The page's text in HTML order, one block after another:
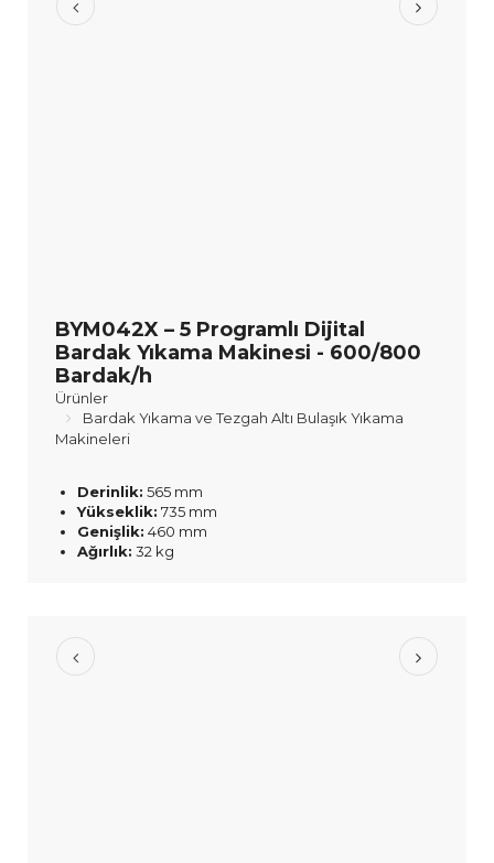
BYM042X – 5 Programlı Dijital
Bardak Yıkama Makinesi - 600/800
Bardak/h
Ürünler
Bardak Yıkama ve Tezgah Altı Bulaşık Yıkama
Makineleri
Derinlik: 565 mm
Yükseklik: 735 mm
Genişlik: 460 mm
Ağırlık: 32 kg